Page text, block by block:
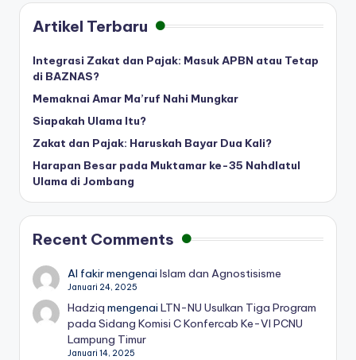
Artikel Terbaru
Integrasi Zakat dan Pajak: Masuk APBN atau Tetap
di BAZNAS?
Memaknai Amar Ma’ruf Nahi Mungkar
Siapakah Ulama Itu?
Zakat dan Pajak: Haruskah Bayar Dua Kali?
Harapan Besar pada Muktamar ke-35 Nahdlatul
Ulama di Jombang
Recent Comments
Al fakirmengenaiIslam dan Agnostisisme
Januari 24, 2025
Hadziq mengenaiLTN-NU Usulkan Tiga Program
pada Sidang Komisi C Konfercab Ke-VI PCNU
Lampung Timur
Januari 14, 2025